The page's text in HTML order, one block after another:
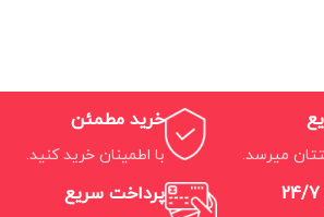
میرسد.
خرید مطمئن
با اطمینان خرید کنید.
پرداخت سریع